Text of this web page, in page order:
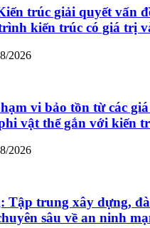
trúc giải quyết vấn
kiến trúc có giá trị
2026
vi bảo tồn từ các
vật thể gắn với kiến
2026
Tập trung xây dựng,
sâu về an ninh